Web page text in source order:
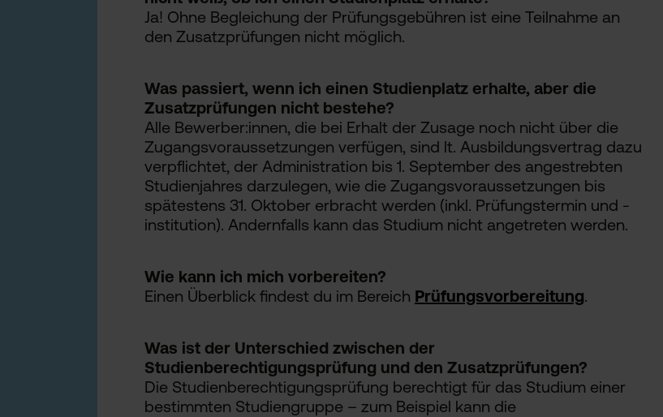
Ja! Ohne Begleichung der Prüfungsgebühren ist eine Teilnahme an
den Zusatzprüfungen nicht möglich.
Was passiert, wenn ich einen Studienplatz erhalte, aber die
Zusatzprüfungen nicht bestehe?
Alle Bewerber:innen, die bei Erhalt der Zusage noch nicht über die
Zugangsvoraussetzungen verfügen, sind lt. Ausbildungsvertrag dazu
verpflichtet, der Administration bis 1. September des angestrebten
Studienjahres darzulegen, wie die Zugangsvoraussetzungen bis
spätestens 31. Oktober erbracht werden (inkl. Prüfungstermin und -
institution). Andernfalls kann das Studium nicht angetreten werden.
Wie kann ich mich vorbereiten?
Einen Überblick findest du im Bereich Prüfungsvorbereitung.
Was ist der Unterschied zwischen der
Studienberechtigungsprüfung und den Zusatzprüfungen?
Die Studienberechtigungsprüfung berechtigt für das Studium einer
bestimmten Studiengruppe – zum Beispiel kann die